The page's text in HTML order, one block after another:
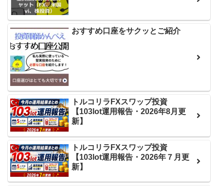
おすすめ口座をサクッとご紹介
トルコリラFXスワップ投資
【103lot運用報告・2026年8月更
新】
トルコリラFXスワップ投資
【103lot運用報告・2026年７月更
新】